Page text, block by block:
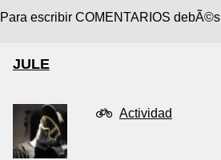
Para escribir COMENTARIOS debÃ©s
JULE
Actividad